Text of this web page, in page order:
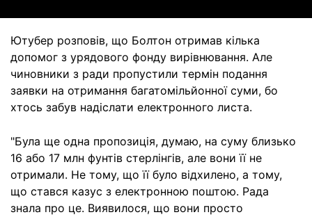
Ютубер розповів, що Болтон отримав кілька
допомог з урядового фонду вирівнювання. Але
чиновники з ради пропустили термін подання
заявки на отримання багатомільйонної суми, бо
хтось забув надіслати електронного листа.
"Була ще одна пропозиція, думаю, на суму близько
16 або 17 млн фунтів стерлінгів, але вони її не
отримали. Не тому, що її було відхилено, а тому,
що стався казус з електронною поштою. Рада
знала про це. Виявилося, що вони просто